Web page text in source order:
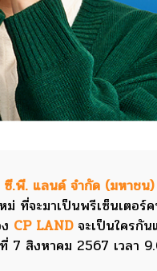
.พี. แลนด์ จำกัด (มหาชน
ที่จะมาเป็นพรีเซ็นเตอร์
CP LANDจะเป็นใครกั
7 สิงหาคม 2567 เวลา